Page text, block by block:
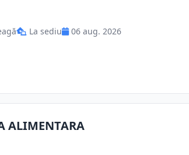
La sediu 06 aug. 2026
ALIMENTARA